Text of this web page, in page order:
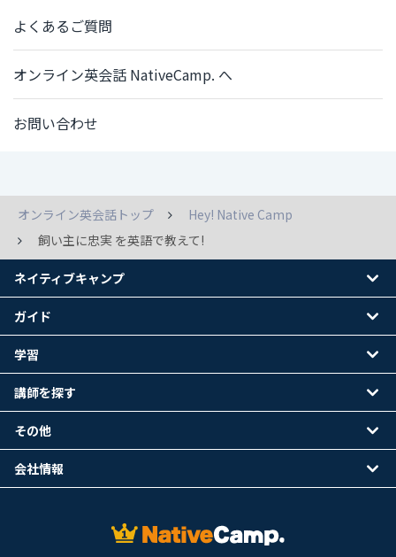
よくあるご質問
オンライン英会話 NativeCamp. へ
お問い合わせ
オンライン英会話トップ
Hey! Native Camp
飼い主に忠実 を英語で教えて!
ネイティブキャンプ
ガイド
学習
講師を探す
その他
会社情報